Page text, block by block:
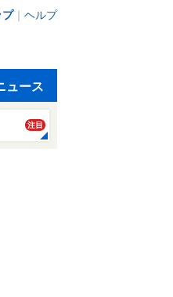
プ｜ ヘルプ
ュース
注目